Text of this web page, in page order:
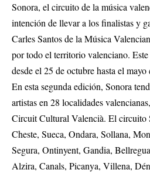
Sonora, el circuito de la música
intención de llevar a los finalistas y
Carles Santos de la Música
por todo el territorio valenciano.
desde el 25 de octubre hasta el mayo
En esta segunda edición, Sonora
artistas en 28 localidades
Circuit Cultural Valencià. El circuito
Cheste, Sueca, Ondara, Sollana,
Segura, Ontinyent, Gandia,
Alzira, Canals, Picanya, Villena,